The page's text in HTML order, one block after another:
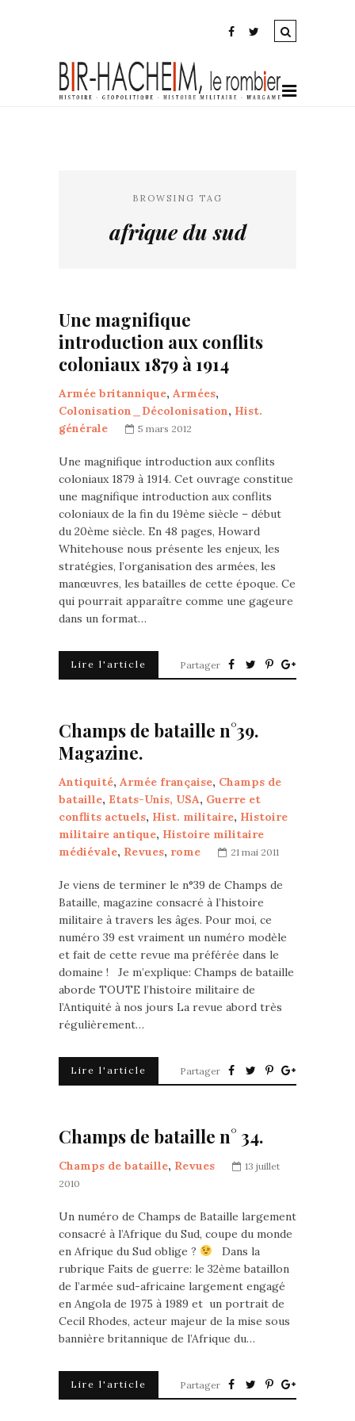
BROWSING TAG
afrique du sud
Une magnifique
introduction aux conflits
coloniaux 1879 à 1914
Armée britannique, Armées,
Colonisation_Décolonisation, Hist.
générale
5 mars 2012
Une magnifique introduction aux conflits
coloniaux 1879 à 1914. Cet ouvrage constitue
une magnifique introduction aux conflits
coloniaux de la fin du 19ème siècle – début
du 20ème siècle. En 48 pages, Howard
Whitehouse nous présente les enjeux, les
stratégies, l’organisation des armées, les
manœuvres, les batailles de cette époque. Ce
qui pourrait apparaître comme une gageure
dans un format…
Lire l'article Partager
Champs de bataille n°39.
Magazine.
Antiquité, Armée française, Champs de
bataille, Etats-Unis, USA, Guerre et
conflits actuels, Hist. militaire, Histoire
militaire antique, Histoire militaire
médiévale, Revues, rome 21 mai 2011
Je viens de terminer le n°39 de Champs de
Bataille, magazine consacré à l’histoire
militaire à travers les âges. Pour moi, ce
numéro 39 est vraiment un numéro modèle
et fait de cette revue ma préférée dans le
domaine ! Je m’explique: Champs de bataille
aborde TOUTE l’histoire militaire de
l’Antiquité à nos jours La revue abord très
régulièrement…
Lire l'article Partager
Champs de bataille n° 34.
Champs de bataille, Revues
13 juillet
2010
Un numéro de Champs de Bataille largement
consacré à l’Afrique du Sud, coupe du monde
en Afrique du Sud oblige ?
Dans la
rubrique Faits de guerre: le 32ème bataillon
de l’armée sud-africaine largement engagé
en Angola de 1975 à 1989 et un portrait de
Cecil Rhodes, acteur majeur de la mise sous
bannière britannique de l’Afrique du…
Lire l'article Partager